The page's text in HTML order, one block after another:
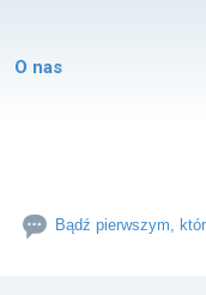
O nas
Bądź pierwszym,